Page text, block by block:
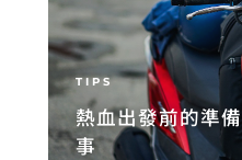
TIPS
熱血出發前的準
事